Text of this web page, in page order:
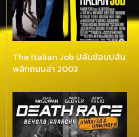
The Italian Job ปล้นซ้อนปล้น
พลิกถนนล่า 2003